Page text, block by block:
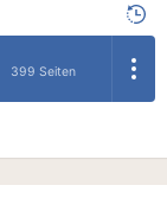
399 Seiten